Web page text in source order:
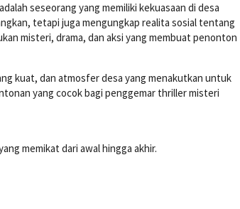
seseorang yang memiliki kekuasaan di desa
tetapi juga mengungkap realita sosial tentang
misteri, drama, dan aksi yang membuat penonton
kuat, dan atmosfer desa yang menakutkan untuk
yang cocok bagi penggemar thriller misteri
memikat dari awal hingga akhir.